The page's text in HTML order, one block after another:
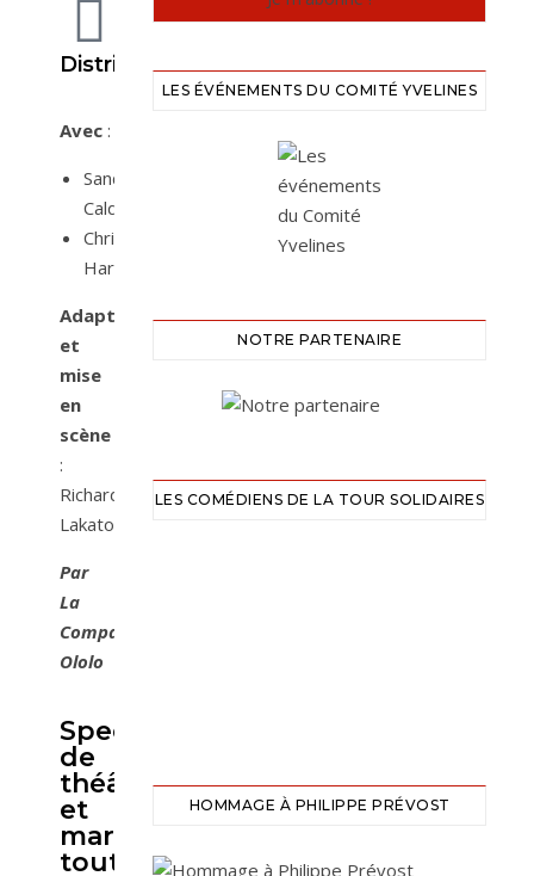
Distribution
Avec :
Sandra
Calderan
Christophe
Hardy
Adaptation
et
mise
en
scène
:
Richard
Lakatos
Par
La
Compagnie
Ololo
Spectacle
de
théâtre
et
marionnettes
tout
LES ÉVÉNEMENTS DU COMITÉ YVELINES
NOTRE PARTENAIRE
LES COMÉDIENS DE LA TOUR SOLIDAIRES
HOMMAGE À PHILIPPE PRÉVOST